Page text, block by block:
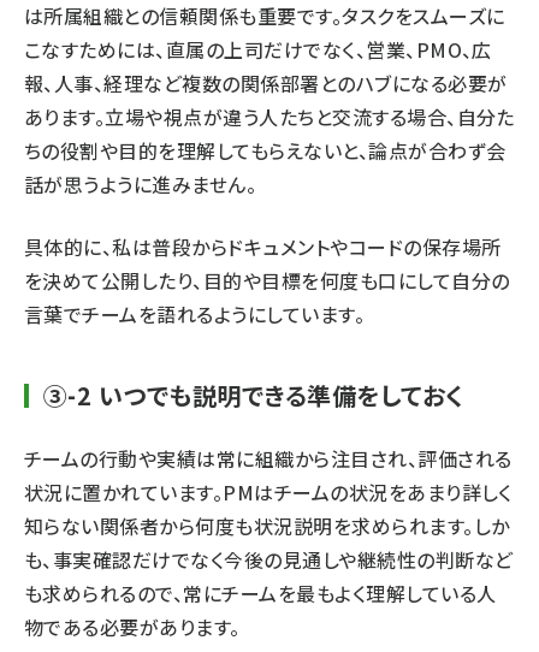
は所属組織との信頼関係も重要です。タスクをスムーズに
こなすためには、直属の上司だけでなく、営業、PMO、広
報、人事、経理など複数の関係部署とのハブになる必要が
あります。立場や視点が違う人たちと交流する場合、自分た
ちの役割や目的を理解してもらえないと、論点が合わず会
話が思うように進みません。
具体的に、私は普段からドキュメントやコードの保存場所
を決めて公開したり、目的や目標を何度も口にして自分の
言葉でチームを語れるようにしています。
③-2 いつでも説明できる準備をしておく
チームの行動や実績は常に組織から注目され、評価される
状況に置かれています。PMはチームの状況をあまり詳しく
知らない関係者から何度も状況説明を求められます。しか
も、事実確認だけでなく今後の見通しや継続性の判断など
も求められるので、常にチームを最もよく理解している人
物である必要があります。